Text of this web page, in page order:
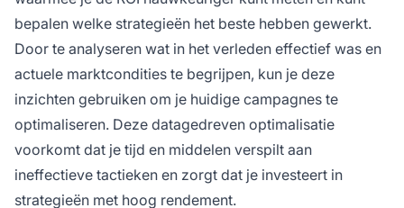
bepalen welke strategieën het beste hebben gewerkt.
Door te analyseren wat in het verleden effectief was en
actuele marktcondities te begrijpen, kun je deze
inzichten gebruiken om je huidige campagnes te
optimaliseren. Deze datagedreven optimalisatie
voorkomt dat je tijd en middelen verspilt aan
ineffectieve tactieken en zorgt dat je investeert in
strategieën met hoog rendement.